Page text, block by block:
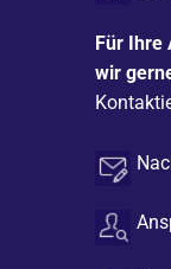
Für Ihre
wir